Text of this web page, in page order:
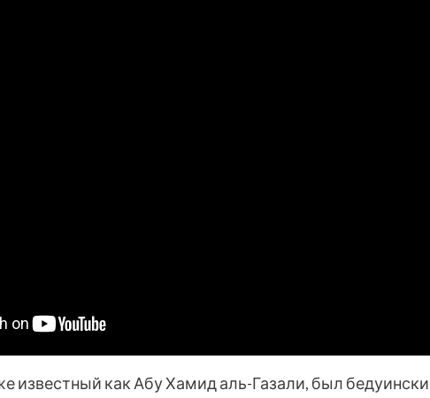
известный как Абу Хамид аль-Газали, был